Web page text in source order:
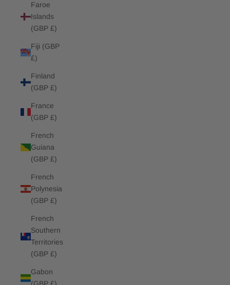
Faroe
Islands
(GBP £)
Fiji (GBP
£)
Finland
(GBP £)
France
(GBP £)
French
Guiana
(GBP £)
French
Polynesia
(GBP £)
French
Southern
Territories
(GBP £)
Gabon